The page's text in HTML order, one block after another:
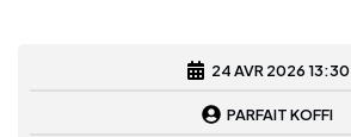
24 AVR 2026 13:30
PARFAIT KOFFI